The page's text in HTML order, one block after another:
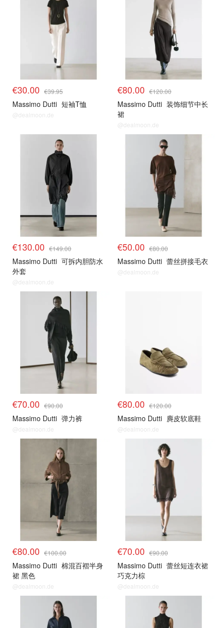
€30.00 €39.95
Massimo Dutti 短袖T恤
@dealmoon.de
€80.00 €120.00
Massimo Dutti 装饰细节中长
裙
@dealmoon.de
€130.00 €149.00
Massimo Dutti 可拆内胆防水
外套
@dealmoon.de
€50.00 €80.00
Massimo Dutti 蕾丝拼接毛衣
@dealmoon.de
€70.00 €90.00
Massimo Dutti 弹力裤
@dealmoon.de
€80.00 €120.00
Massimo Dutti 麂皮软底鞋
@dealmoon.de
€80.00 €100.00
Massimo Dutti 棉混百褶半身
裙 黑色
@dealmoon.de
€70.00 €90.00
Massimo Dutti 蕾丝短连衣裙
巧克力棕
@dealmoon.de